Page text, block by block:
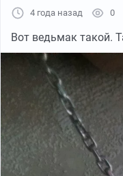
4 года назад 0
Вот ведьмак такой.